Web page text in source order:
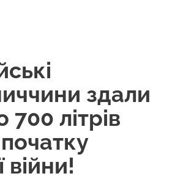
здали
700 літрів
війни!